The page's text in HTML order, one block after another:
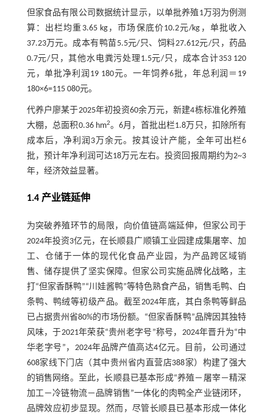
但家食品有限公司数据统计显示，以单批养殖1万羽为例测
算：出栏均重3.65 kg，市场保底价10.2元/kg，单批收入
37.23万元。成本有鸭苗5.5元/只、饲料27.612元/只，药品
0.7元/只，其他水电粪污处理1.5元/只，成本合计353 120
元，单批净利润19 180元。一年饲养6批，年总利润＝19
180×6=115 080元。
代养户廖某于2025年初投资60余万元，新建4栋标准化养殖
大棚，总面积0.36 hm2。6月，首批出栏1.8万只，扣除所有
成本后，净利润3万余元。按其设计产能，全年可出栏6
批，预计年净利润可达18万元左右。投资回报周期约为2~3
年，经济效益显著。
1.4 产业链延伸
为突破养殖环节的局限，向价值链高端延伸，但家公司于
2024年投资3亿元，在长顺县广顺镇工业园建成集屠宰、加
工、仓储于一体的现代化食品产业园，为产品跨区域销
售、储存提供了坚实保障。但家公司实施品牌化战略，主
打“但家香酥鸭”“川娃酱鸭”等特色熟食产品，销售毛鸭、白
条鸭、鸭绒等初级产品。截至2024年底，其白条鸭等鲜品
已占据贵州省80%的市场份额。“但家香酥鸭”品牌因其独特
风味，于2021年荣获“贵州老字号”称号，2024年晋升为“中
华老字号”，2024年品牌产值高达4亿元。目前，公司通过
608家线下门店（其中贵州省内直营店388家）构建了强大
的销售网络。至此，长顺县已基本形成“养殖－屠宰－精深
加工－冷链物流－品牌销售”一体化的肉鸭全产业链闭环，
品牌效应初步显现。然而，尽管长顺县已基本形成一体化